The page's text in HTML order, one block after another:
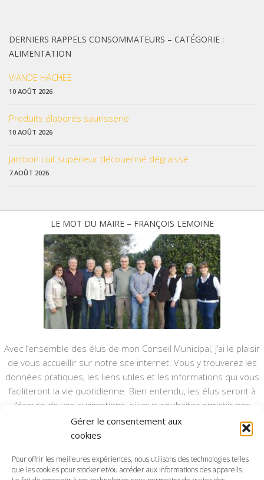
Gérer le consentement aux
cookies
Pour offrir les meilleures expériences, nous utilisons des technologies telles
que les cookies pour stocker et/ou accéder aux informations des appareils.
DERNIERS RAPPELS CONSOMMATEURS – CATÉGORIE :
ALIMENTATION
VIANDE HACHEE
10 AOÛT 2026
Produits élaborés saurisserie
10 AOÛT 2026
Jambon cuit supérieur découenné dégraissé
7 AOÛT 2026
LE MOT DU MAIRE – FRANÇOIS LEMOINE
Avec l’ensemble des élus de mon Conseil Municipal, j’ai le plaisir
de vous accueillir sur notre site internet. Vous y trouverez les
données pratiques, les liens utiles et les informations qui vous
faciliteront la vie quotidienne. Bien entendu, les élus seront à
l’écoute de vos suggestions, si vous souhaitez enrichir nos
rubriques ou nos informations.
Ce type de communication vient en complément du bulletin
annuel, nous le ferons vivre et il sera actualisé pour mieux vous
informer.